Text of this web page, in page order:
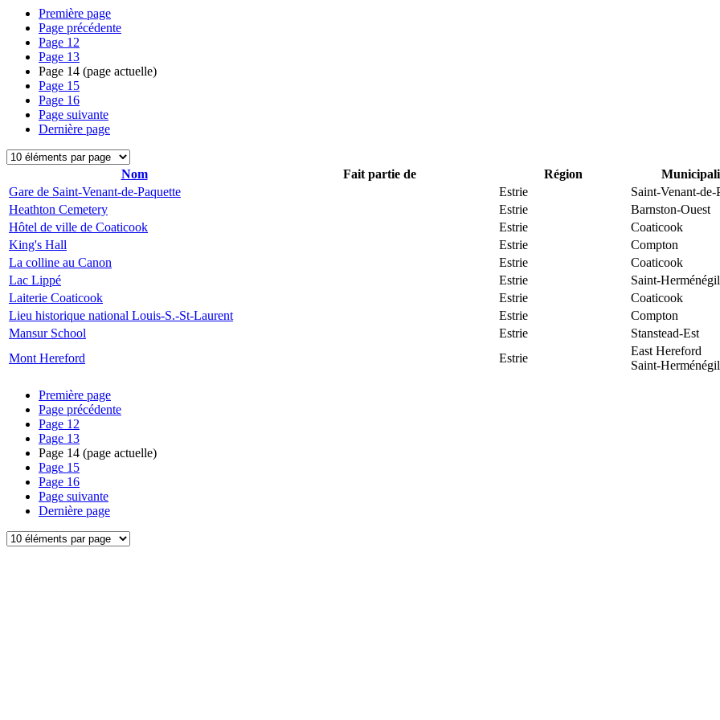
Première page
Page précédente
Page 12
Page 13
Page 14 (page actuelle)
Page 15
Page 16
Page suivante
Dernière page
Nom Fait partie de Région
Gare de Saint-Venant-de-Paquette
Estrie
Saint-Venant-de-
Heathton Cemetery
Estrie
Barnston-Ouest
Hôtel de ville de Coaticook
Estrie
Coaticook
King's Hall
Estrie
Compton
La colline au Canon
Estrie
Coaticook
Lac Lippé
Estrie
Saint-
Laiterie Coaticook
Estrie
Coaticook
Lieu historique national Louis-S.-St-Laurent
Estrie
Compton
Mansur School
Estrie
Stanstead-Est
Mont Hereford
Estrie
East Hereford
Saint-
Première page
Page précédente
Page 12
Page 13
Page 14 (page actuelle)
Page 15
Page 16
Page suivante
Dernière page